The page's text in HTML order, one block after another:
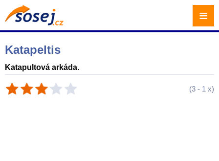
Katapeltis
Katapultová arkáda.
(3 - 1 x)
≡